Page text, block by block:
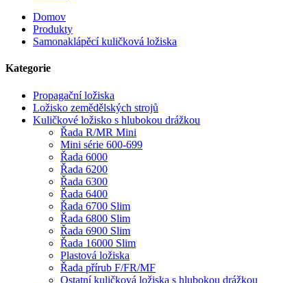
Domov
Produkty
Samonaklápěcí kuličková ložiska
Kategorie
Propagační ložiska
Ložisko zemědělských strojů
Kuličkové ložisko s hlubokou drážkou
Řada R/MR Mini
Mini série 600-699
Řada 6000
Řada 6200
Řada 6300
Řada 6400
Řada 6700 Slim
Řada 6800 Slim
Řada 6900 Slim
Řada 16000 Slim
Plastová ložiska
Řada přírub F/FR/MF
Ostatní kuličková ložiska s hlubokou drážkou